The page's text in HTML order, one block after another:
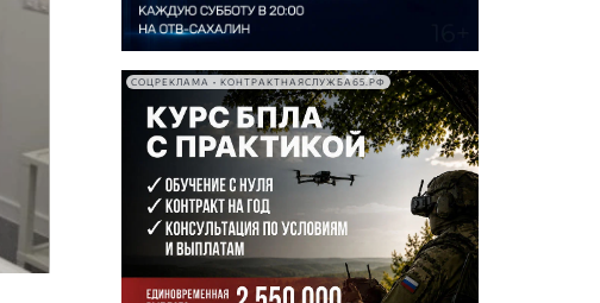
СОЦРЕКЛАМА • КОНТРАКТНАЯСЛУЖБА65.РФ